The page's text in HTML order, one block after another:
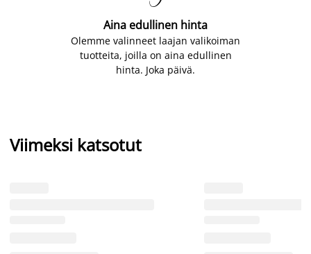
Aina edullinen hinta
Olemme valinneet laajan valikoiman
tuotteita, joilla on aina edullinen
hinta. Joka päivä.
Viimeksi katsotut